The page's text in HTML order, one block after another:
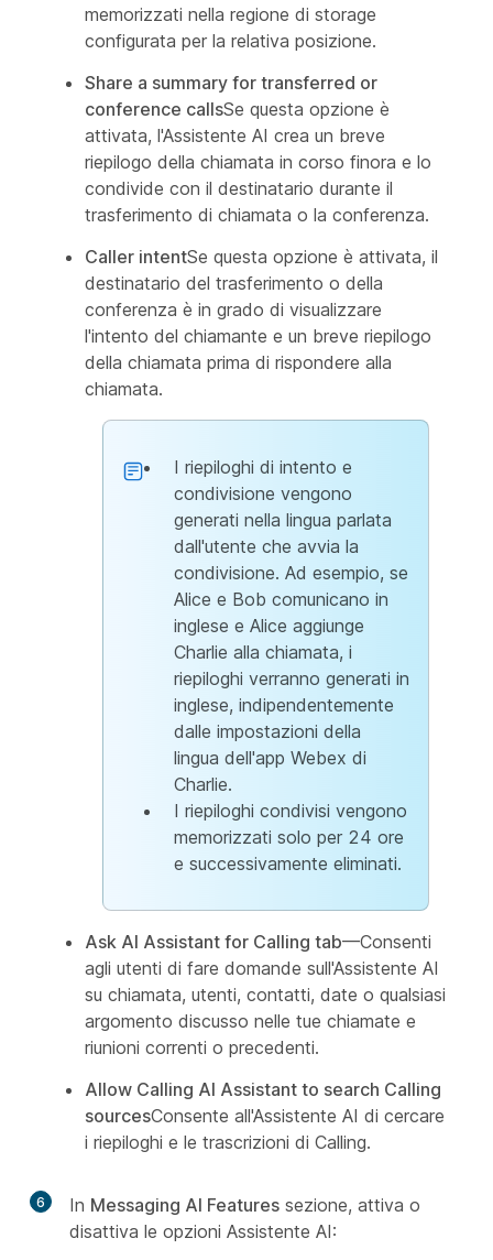
memorizzati nella regione di storage
configurata per la relativa posizione.
Share a summary for transferred or
conference callsSe questa opzione è
attivata, l'Assistente AI crea un breve
riepilogo della chiamata in corso finora e lo
condivide con il destinatario durante il
trasferimento di chiamata o la conferenza.
Caller intentSe questa opzione è attivata, il
destinatario del trasferimento o della
conferenza è in grado di visualizzare
l'intento del chiamante e un breve riepilogo
della chiamata prima di rispondere alla
chiamata.
I riepiloghi di intento e
condivisione vengono
generati nella lingua parlata
dall'utente che avvia la
condivisione. Ad esempio, se
Alice e Bob comunicano in
inglese e Alice aggiunge
Charlie alla chiamata, i
riepiloghi verranno generati in
inglese, indipendentemente
dalle impostazioni della
lingua dell'app Webex di
Charlie.
I riepiloghi condivisi vengono
memorizzati solo per 24 ore
e successivamente eliminati.
Ask AI Assistant for Calling tab—Consenti
agli utenti di fare domande sull'Assistente AI
su chiamata, utenti, contatti, date o qualsiasi
argomento discusso nelle tue chiamate e
riunioni correnti o precedenti.
Allow Calling AI Assistant to search Calling
sourcesConsente all'Assistente AI di cercare
i riepiloghi e le trascrizioni di Calling.
6 In Messaging AI Features sezione, attiva o
disattiva le opzioni Assistente AI: